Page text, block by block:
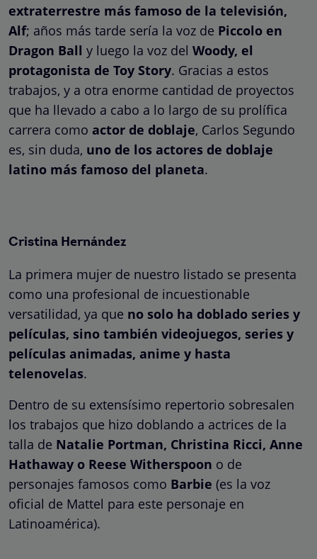
extraterrestre más famoso de la televisión,
Alf; años más tarde sería la voz de Piccolo en
Dragon Ball y luego la voz del Woody, el
protagonista de Toy Story. Gracias a estos
trabajos, y a otra enorme cantidad de proyectos
que ha llevado a cabo a lo largo de su prolífica
carrera como actor de doblaje, Carlos Segundo
es, sin duda, uno de los actores de doblaje
latino más famoso del planeta.
Cristina Hernández
La primera mujer de nuestro listado se presenta
como una profesional de incuestionable
versatilidad, ya que no solo ha doblado series y
películas, sino también videojuegos, series y
películas animadas, anime y hasta
telenovelas.
Dentro de su extensísimo repertorio sobresalen
los trabajos que hizo doblando a actrices de la
talla de Natalie Portman, Christina Ricci, Anne
Hathaway o Reese Witherspoon o de
personajes famosos como Barbie (es la voz
oficial de Mattel para este personaje en
Latinoamérica).